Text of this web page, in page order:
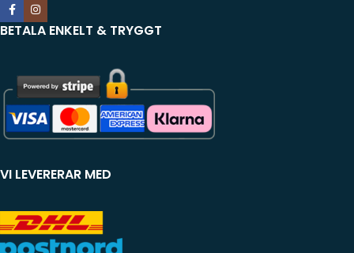
BETALA ENKELT & TRYGGT
VI LEVERERAR MED